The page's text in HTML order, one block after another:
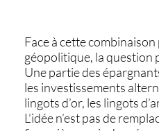
Face à cette
géopolitique, la question
Une partie des
les investissements
lingots d’or, les lingots
L’idée n’est pas de